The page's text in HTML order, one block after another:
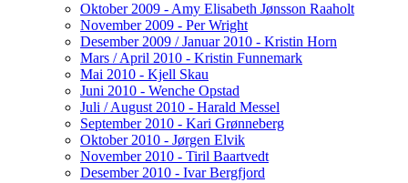
Oktober 2009 - Amy Elisabeth Jønsson Raaholt
November 2009 - Per Wright
Desember 2009 / Januar 2010 - Kristin Horn
Mars / April 2010 - Kristin Funnemark
Mai 2010 - Kjell Skau
Juni 2010 - Wenche Opstad
Juli / August 2010 - Harald Messel
September 2010 - Kari Grønneberg
Oktober 2010 - Jørgen Elvik
November 2010 - Tiril Baartvedt
Desember 2010 - Ivar Bergfjord